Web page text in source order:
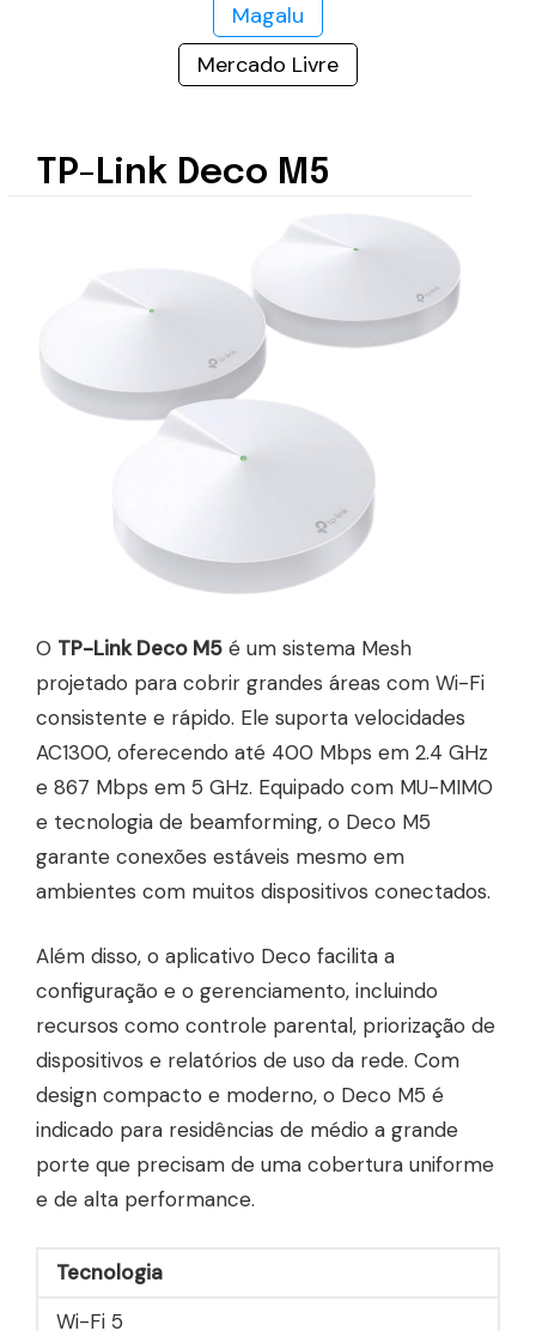
Magalu
Mercado Livre
TP-Link Deco M5
O TP-Link Deco M5 é um sistema Mesh
projetado para cobrir grandes áreas com Wi-Fi
consistente e rápido. Ele suporta velocidades
AC1300, oferecendo até 400 Mbps em 2.4 GHz
e 867 Mbps em 5 GHz. Equipado com MU-MIMO
e tecnologia de beamforming, o Deco M5
garante conexões estáveis mesmo em
ambientes com muitos dispositivos conectados.
Além disso, o aplicativo Deco facilita a
configuração e o gerenciamento, incluindo
recursos como controle parental, priorização de
dispositivos e relatórios de uso da rede. Com
design compacto e moderno, o Deco M5 é
indicado para residências de médio a grande
porte que precisam de uma cobertura uniforme
e de alta performance.
Tecnologia
Wi-Fi 5